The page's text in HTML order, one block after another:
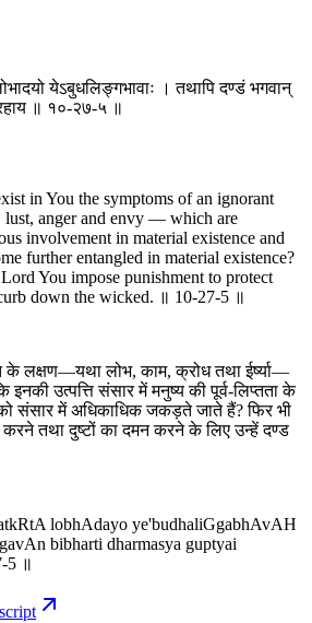
येऽबुधलिङ्गभावाः । तथापि दण्डं भगवान्
॥ १०-२७-५ ॥
in You the symptoms of an ignorant
lust, anger and envy — which are
involvement in material existence and
further entangled in material existence?
You impose punishment to protect
down the wicked. ॥ 10-27-5 ॥
के लक्षण—यथा लोभ, काम, क्रोध तथा ईर्ष्या—
उत्पत्ति संसार में मनुष्य की पूर्व-लिप्तता के
संसार में अधिकाधिक जकड़ते जाते हैं? फिर भी
करने तथा दुष्टों का दमन करने के लिए उन्हें दण्ड
lobhAdayo ye'budhaliGgabhAvAH
bibharti dharmasya guptyai
5 ॥